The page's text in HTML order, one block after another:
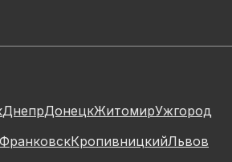
ДнепрДонецкЖитомирУжгород
КропивницкийЛьвов